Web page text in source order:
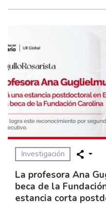
Investigación
La profesora Ana
beca de la
estancia corta